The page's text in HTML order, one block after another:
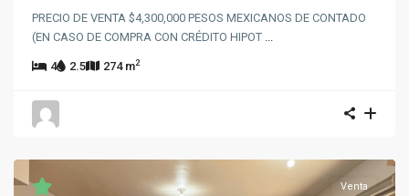
PRECIO DE VENTA $4,300,000 PESOS MEXICANOS DE CONTADO
(EN CASO DE COMPRA CON CRÉDITO HIPOT
4 2.5 274 m2
Venta